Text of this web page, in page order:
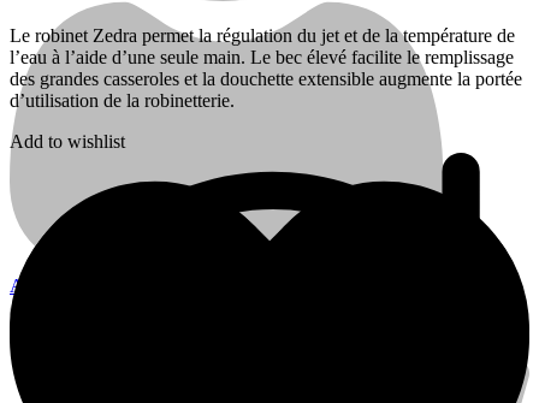
Account
Le robinet Zedra permet la régulation du jet et de la température de
l’eau à l’aide d’une seule main. Le bec élevé facilite le remplissage
des grandes casseroles et la douchette extensible augmente la portée
d’utilisation de la robinetterie.
Add to wishlist